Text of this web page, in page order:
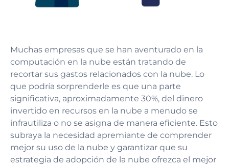
Muchas empresas que se han aventurado en la
computación en la nube están tratando de
recortar sus gastos relacionados con la nube. Lo
que podría sorprenderle es que una parte
significativa, aproximadamente 30%, del dinero
invertido en recursos en la nube a menudo se
infrautiliza o no se asigna de manera eficiente. Esto
subraya la necesidad apremiante de comprender
mejor su uso de la nube y garantizar que su
estrategia de adopción de la nube ofrezca el mejor